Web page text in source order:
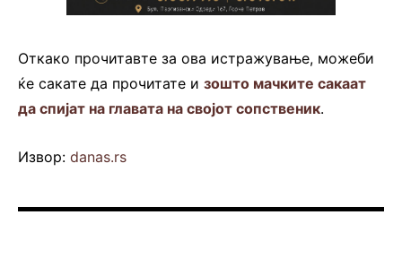
Откако прочитавте за ова истражување, можеби
ќе сакате да прочитате и зошто мачките сакаат
да спијат на главата на својот сопственик.
Извор: danas.rs